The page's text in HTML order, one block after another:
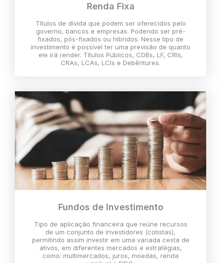
Renda Fixa
Títulos de dívida que podem ser oferecidos pelo
governo, bancos e empresas. Podendo ser pré-
fixados, pós-fixados ou híbridos. Nesse tipo de
investimento é possível ter uma previsão de quanto
ele irá render. Títulos Públicos, CDBs, LF, CRIs,
CRAs, LCAs, LCIs e Debêntures.
Fundos de Investimento
Tipo de aplicação financeira que reúne recursos
de um conjunto de investidores (cotistas),
permitindo assim investir em uma variada cesta de
ativos, em diferentes mercados e estratégias,
como: multimercados, juros, moedas, renda